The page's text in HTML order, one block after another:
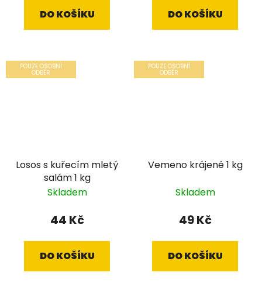
DO KOŠÍKU DO KOŠÍKU
POUZE OSOBNÍ
ODBĚR
Losos s kuřecím mletý
salám 1 kg
Skladem
44 Kč
DO KOŠÍKU
POUZE OSOBNÍ
ODBĚR
Vemeno krájené 1 kg
Skladem
49 Kč
DO KOŠÍKU